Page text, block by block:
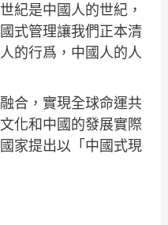
紀是中國人的世紀，
式管理讓我們正本清
的行爲，中國人的人
合，實現全球命運共
化和中國的發展實際
家提出以「中國式現